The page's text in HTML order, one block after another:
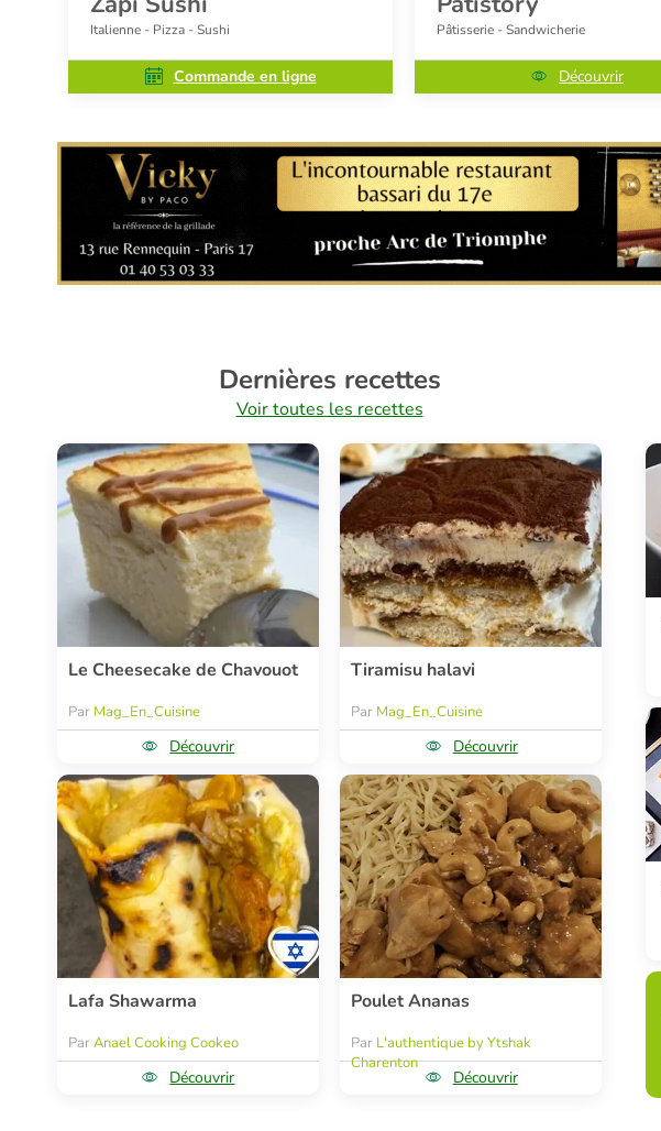
Italienne - Pizza - Sushi
Commande en ligne
Pâtisserie - Sandwicherie
Découvrir
Dernières recettes
Voir toutes les recettes
Tiramisu halavi
Par Mag_En_Cuisine
Découvrir
Le Cheesecake de Chavouot
Par Mag_En_Cuisine
Découvrir
Poulet Ananas
Par L'authentique by Ytshak
Charenton
Découvrir
Lafa Shawarma
Par Anael Cooking Cookeo
Découvrir